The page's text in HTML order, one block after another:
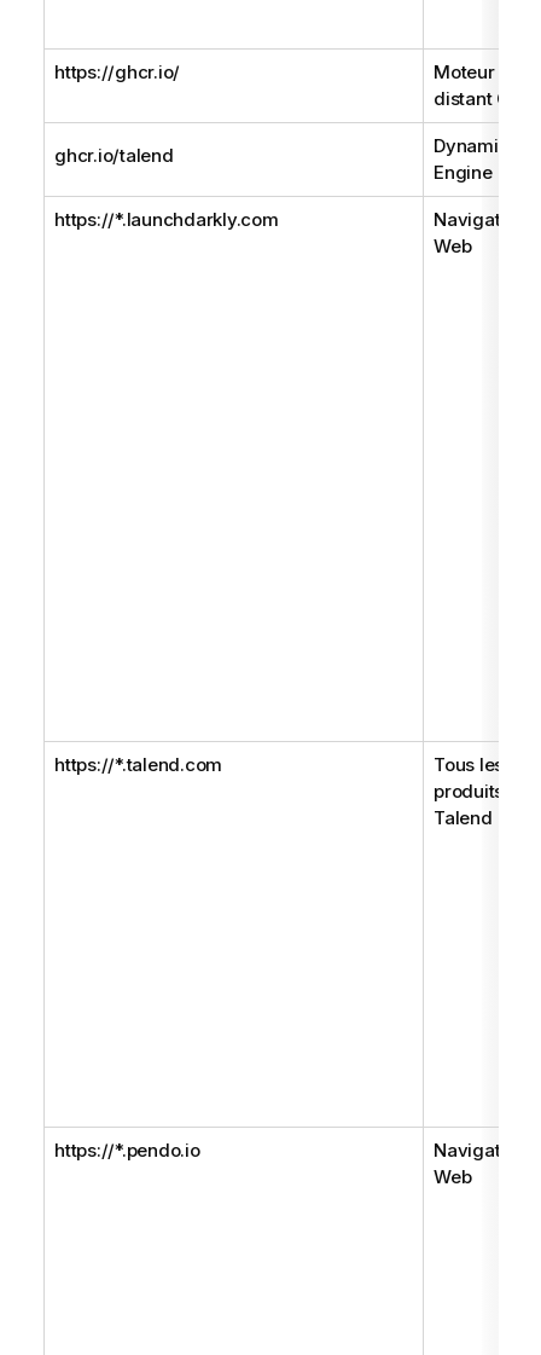
https://ghcr.io/
Moteur
distant Gen2
ghcr.io/talend
Dynamic
Engine
https://*.launchdarkly.com
Navigateur
Web
https://*.talend.com
Tous les
produits
Talend
https://*.pendo.io
Navigateur
Web